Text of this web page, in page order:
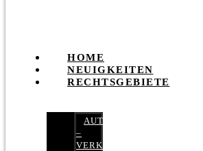
HOME
NEUIGKEITEN
RECHTSGEBIETE
AUTOBETRUG
–
VERKEHRSRECHT